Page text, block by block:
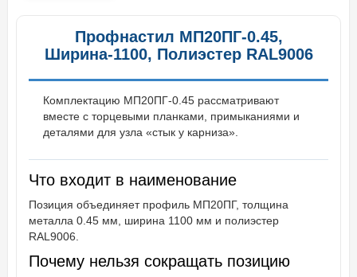
Профнастил МП20ПГ-0.45,
Ширина-1100, Полиэстер RAL9006
Комплектацию МП20ПГ-0.45 рассматривают
вместе с торцевыми планками, примыканиями и
деталями для узла «стык у карниза».
Что входит в наименование
Позиция объединяет профиль МП20ПГ, толщина
металла 0.45 мм, ширина 1100 мм и полиэстер
RAL9006.
Почему нельзя сокращать позицию